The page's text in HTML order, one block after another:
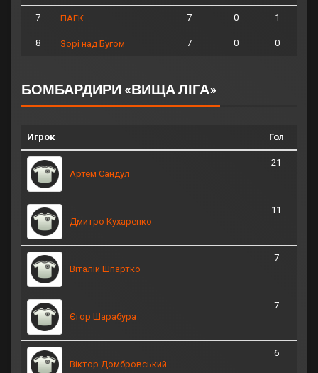
7 ПАЕК 7 0 1
8 Зорі над Бугом 7 0 0
БОМБАРДИРИ «ВИЩА ЛІГА»
Игрок Гол
Артем Сандул
21
Дмитро Кухаренко
11
Віталій Шпартко
7
Єгор Шарабура
7
Віктор Домбровський
6